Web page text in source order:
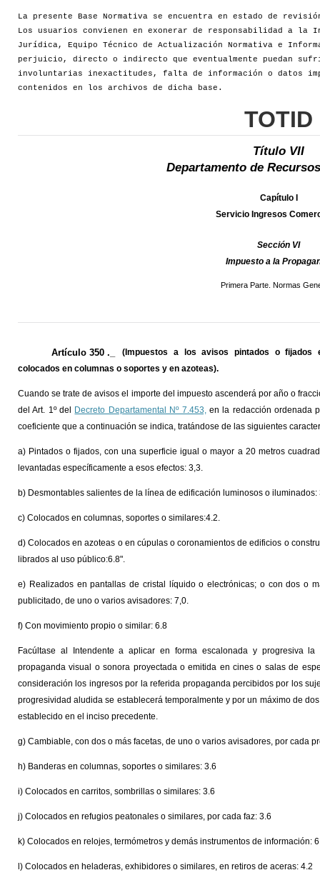
La presente Base Normativa se encuentra en estado de
Los usuarios convienen en exonerar de responsabilidad a la
Jurídica, Equipo Técnico de Actualización Normativa e
perjuicio, directo o indirecto que eventualmente puedan
involuntarias inexactitudes, falta de información o datos
contenidos en los archivos de dicha base.
TOTID
Título VII
Departamento de
Capítulo I
Servicio Ingresos
Sección VI
Impuesto a la
Primera Parte. Normas
Artículo 350 ._
(Impuestos a los avisos pintados o fijados
colocados en columnas o soportes y en azoteas).
Cuando se trate de avisos el importe del impuesto ascenderá por año o
del Art. 1º del
Decreto Departamental Nº 7.453,en la redacción ordenada
coeficiente que a continuación se indica, tratándose de las siguientes
a) Pintados o fijados, con una superficie igual o mayor a 20 metros
levantadas específicamente a esos efectos: 3,3.
b) Desmontables salientes de la línea de edificación luminosos o iluminados:
c) Colocados en columnas, soportes o similares:4.2.
d) Colocados en azoteas o en cúpulas o coronamientos de edificios o
librados al uso público:6.8".
e) Realizados en pantallas de cristal líquido o electrónicas; o con dos o
publicitado, de uno o varios avisadores: 7,0.
f) Con movimiento propio o similar: 6.8
Facúltase al Intendente a aplicar en forma escalonada y progresiva
propaganda visual o sonora proyectada o emitida en cines o salas de
consideración los ingresos por la referida propaganda percibidos por los
progresividad aludida se establecerá temporalmente y por un máximo de
establecido en el inciso precedente.
g) Cambiable, con dos o más facetas, de uno o varios avisadores, por cada
h) Banderas en columnas, soportes o similares: 3.6
i) Colocados en carritos, sombrillas o similares: 3.6
j) Colocados en refugios peatonales o similares, por cada faz: 3.6
k) Colocados en relojes, termómetros y demás instrumentos de información:
l) Colocados en heladeras, exhibidores o similares, en retiros de aceras: 4.2